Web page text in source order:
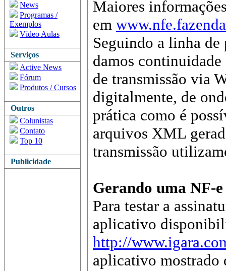
News
Programas /
Exemplos
Vídeo Aulas
Serviços
Active News
Fórum
Produtos / Cursos
Outros
Colunistas
Contato
Top 10
Publicidade
Maiores
em
Seguindo a linha de
damos continuidade
de transmissão via
digitalmente, de
prática como é
arquivos XML
transmissão
Gerando uma NF-
Para testar a
aplicativo
http://
aplicativo mostrado